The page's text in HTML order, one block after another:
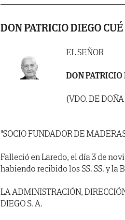
DON PATRICIO DIEGO CUÉ
EL SEÑOR
DON PATRICIO
(VDO. DE
"SOCIO FUNDADOR DE
Falleció en Laredo, el día 3 de
habiendo recibido los SS. SS. y la
LA ADMINISTRACIÓN,
DIEGO S. A.